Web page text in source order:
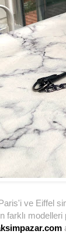
ve Eiffel
farklı